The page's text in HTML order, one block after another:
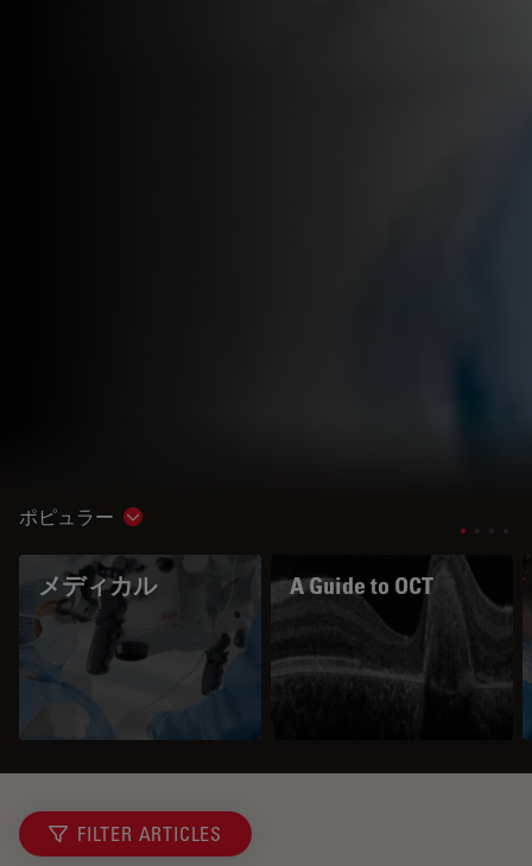
ポピュラー Show subnavigation
メディカル A Guide to OCT
FILTER ARTICLES